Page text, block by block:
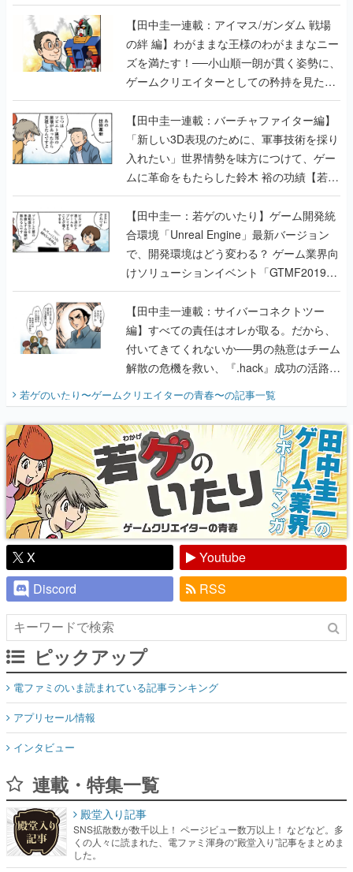
【田中圭一連載：アイマス/ガンダム 戦場
の絆 編】わがままな王様のわがままなニー
ズを満たす！──小山順一朗が貫く姿勢に、
ゲームクリエイターとしての矜持を見た
【若ゲのいたり最終回】
【田中圭一連載：バーチャファイター編】
「新しい3D表現のために、軍事技術を採り
入れたい」世界情勢を味方につけて、ゲー
ムに革命をもたらした鈴木 裕の功績【若ゲ
のいたり】
【田中圭一：若ゲのいたり】ゲーム開発統
合環境「Unreal Engine」最新バージョン
で、開発環境はどう変わる？ ゲーム業界向
けソリューションイベント「GTMF2019」
に行って、より理解を深めよう【PR】
【田中圭一連載：サイバーコネクトツー
編】すべての責任はオレが取る。だから、
付いてきてくれないか──男の熱意はチーム
解散の危機を救い、『.hack』成功の活路を
開く。業界の快男児・松山 洋に流れる血は
『少年ジャンプ』色だった【若ゲのいた
り】
若ゲのいたり〜ゲームクリエイターの青春〜の記事一覧
X
Youtube
Discord
RSS
ピックアップ
電ファミのいま読まれている記事ランキング
アプリセール情報
インタビュー
連載・特集一覧
殿堂入り記事
SNS拡散数が数千以上！ ページビュー数万以上！ などなど。多
くの人々に読まれた、電ファミ渾身の“殿堂入り”記事をまとめま
した。